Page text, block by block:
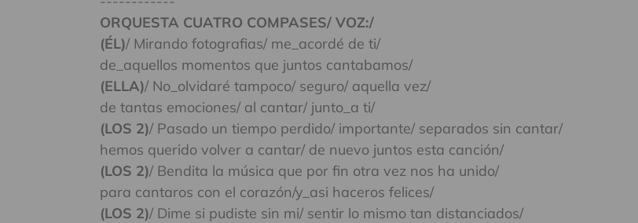
ORQUESTA CUATRO COMPASES/ VOZ:/
(ÉL)/ Mirando fotografias/ me_acordé de ti/
de_aquellos momentos que juntos cantabamos/
(ELLA)/ No_olvidaré tampoco/ seguro/ aquella vez/
de tantas emociones/ al cantar/ junto_a ti/
(LOS 2)/ Pasado un tiempo perdido/ importante/ separados sin cantar/
hemos querido volver a cantar/ de nuevo juntos esta canción/
(LOS 2)/ Bendita la música que por fin otra vez nos ha unido/
para cantaros con el corazón/y_asi haceros felices/
(LOS 2)/ Dime si pudiste sin mi/ sentir lo mismo tan distanciados/